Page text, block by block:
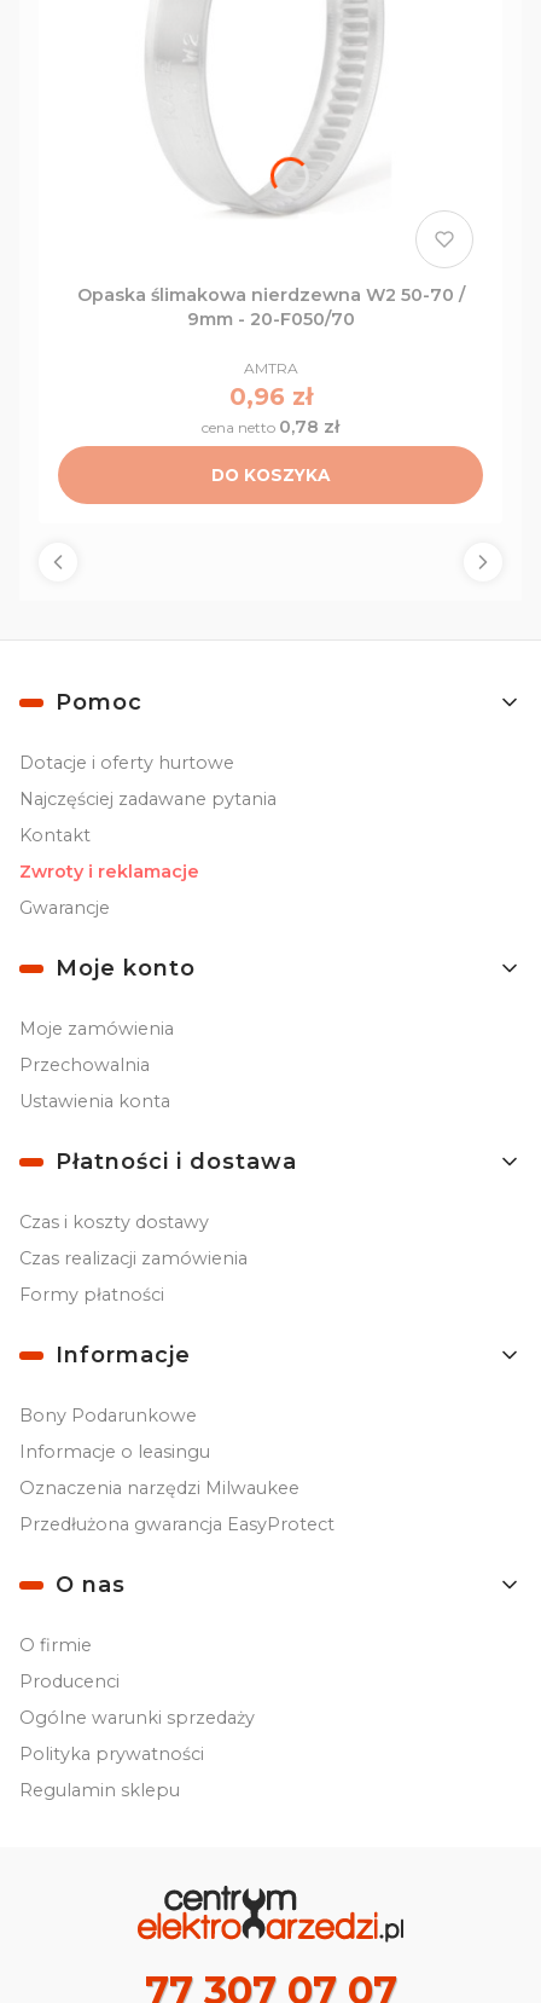
Opaska ślimakowa nierdzewna W2 50-70 /
9mm - 20-F050/70
PRODUCENT
AMTRA
Cena
0,96 zł
Cena 0,78 zł
DO KOSZYKA
Linki w stopce
Pomoc
Dotacje i oferty hurtowe
Najczęściej zadawane pytania
Kontakt
Zwroty i reklamacje
Gwarancje
Moje konto
Moje zamówienia
Przechowalnia
Ustawienia konta
Płatności i dostawa
Czas i koszty dostawy
Czas realizacji zamówienia
Formy płatności
Informacje
Bony Podarunkowe
Informacje o leasingu
Oznaczenia narzędzi Milwaukee
Przedłużona gwarancja EasyProtect
O nas
O firmie
Producenci
Ogólne warunki sprzedaży
Polityka prywatności
Regulamin sklepu
77 307 07 07